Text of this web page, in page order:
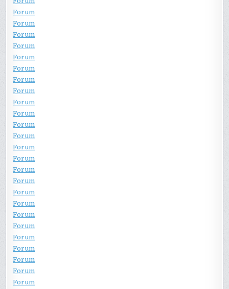
Forum
Forum
Forum
Forum
Forum
Forum
Forum
Forum
Forum
Forum
Forum
Forum
Forum
Forum
Forum
Forum
Forum
Forum
Forum
Forum
Forum
Forum
Forum
Forum
Forum